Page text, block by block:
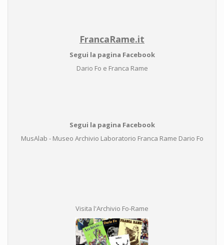
FrancaRame.it
Segui la pagina Facebook
Dario Fo e Franca Rame
Segui la pagina Facebook
MusAlab - Museo Archivio Laboratorio Franca Rame Dario Fo
Visita l'Archivio Fo-Rame